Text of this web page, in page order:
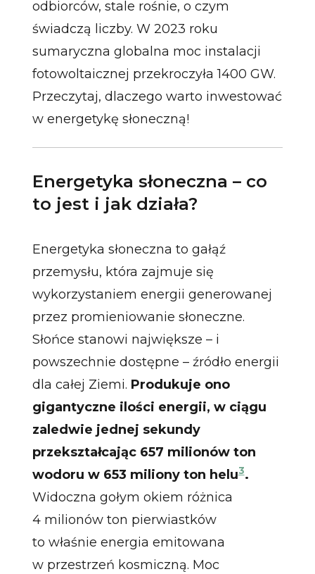
odbiorców, stale rośnie, o czym
świadczą liczby. W 2023 roku
sumaryczna globalna moc instalacji
fotowoltaicznej przekroczyła 1400 GW.
Przeczytaj, dlaczego warto inwestować
w energetykę słoneczną!
Energetyka słoneczna – co
to jest i jak działa?
Energetyka słoneczna to gałąź
przemysłu, która zajmuje się
wykorzystaniem energii generowanej
przez promieniowanie słoneczne.
Słońce stanowi największe – i
powszechnie dostępne – źródło energii
dla całej Ziemi. Produkuje ono
gigantyczne ilości energii, w ciągu
zaledwie jednej sekundy
przekształcając 657 milionów ton
wodoru w 653 miliony ton helu3.
Widoczna gołym okiem różnica
4 milionów ton pierwiastków
to właśnie energia emitowana
w przestrzeń kosmiczną. Moc